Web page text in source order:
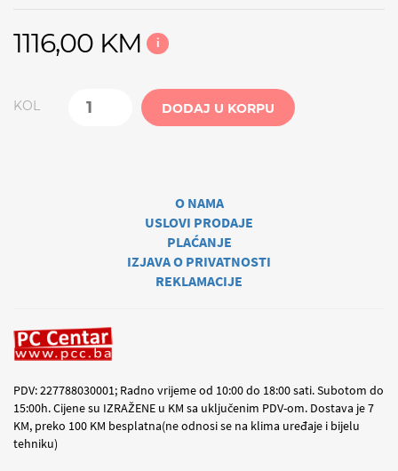
1116,00 KM i
KOL DODAJ U KORPU
O NAMA
USLOVI PRODAJE
PLAĆANJE
IZJAVA O PRIVATNOSTI
REKLAMACIJE
PDV: 227788030001; Radno vrijeme od 10:00 do 18:00 sati. Subotom do
15:00h. Cijene su IZRAŽENE u KM sa uključenim PDV-om. Dostava je 7
KM, preko 100 KM besplatna(ne odnosi se na klima uređaje i bijelu
tehniku)